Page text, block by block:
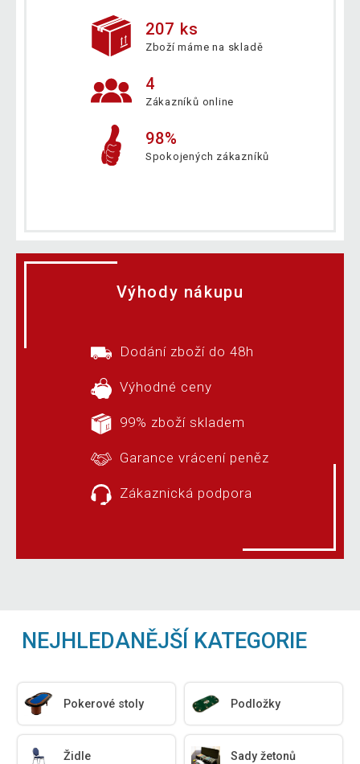
207 ks
Zboží máme na skladě
4
Zákazníků online
98%
Spokojených zákazníků
Výhody nákupu
Dodání zboží do 48h
Výhodné ceny
99% zboží skladem
Garance vrácení peněz
Zákaznická podpora
NEJHLEDANĚJŠÍ KATEGORIE
Pokerové stoly Podložky
Židle Sady žetonů